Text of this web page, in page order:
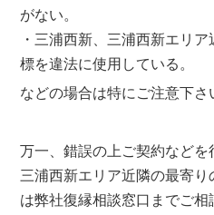
がない。
・三浦西新、三浦西新エリ
標を違法に使用している。
などの場合は特にご注意下さ
万一、錯誤の上ご契約などを
三浦西新エリア近隣の最寄
は弊社復縁相談窓口までご相